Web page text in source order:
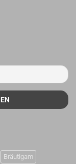
Bräutigam